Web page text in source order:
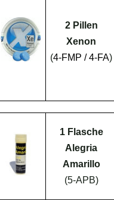
2 Pillen
Xenon
(4-FMP / 4-FA)
1 Flasche
Alegria
Amarillo
(5-APB)